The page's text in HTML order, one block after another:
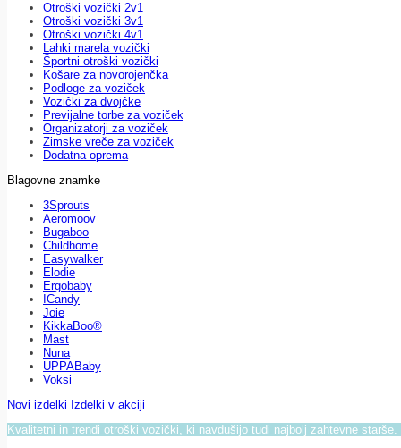
Otroški vozički 2v1
Otroški vozički 3v1
Otroški vozički 4v1
Lahki marela vozički
Športni otroški vozički
Košare za novorojenčka
Podloge za voziček
Vozički za dvojčke
Previjalne torbe za voziček
Organizatorji za voziček
Zimske vreče za voziček
Dodatna oprema
Blagovne znamke
3Sprouts
Aeromoov
Bugaboo
Childhome
Easywalker
Elodie
Ergobaby
ICandy
Joie
KikkaBoo®
Mast
Nuna
UPPABaby
Voksi
Novi izdelki Izdelki v akciji
Kvalitetni in trendi otroški vozički, ki navdušijo tudi najbolj zahtevne starše.